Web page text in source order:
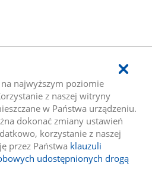
najwyższym poziomie
z naszej witryny
w Państwa urządzeniu.
dokonać zmiany ustawień
korzystanie z naszej
przez Państwa klauzuli
udostępnionych drogą